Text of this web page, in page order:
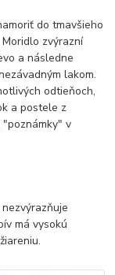
do tmavšieho
zvýrazní
a následne
lakom.
odtieňoch,
a postele z
v
má vysokú